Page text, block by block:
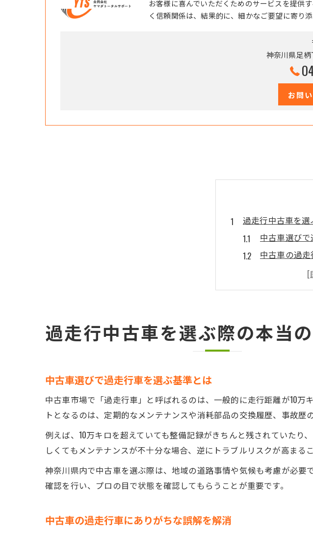
お客様に喜んでいただくためのサービスを提供
く信頼関係は、結果的に、細かなご要望に寄り
神奈川県足
お問
過走行中古車を
中古車選び
中古車の過
神奈川県で
過走行中古
神奈川県で中古
中古車を長持
中古車の長
中古車の走
過走行中古
過走行中古車を選ぶ際の本当
中古車選びで過走行車を選ぶ基準とは
中古車市場で「過走行車」と呼ばれるのは、一般的に走行距離が10
トとなるのは、定期的なメンテナンスや消耗部品の交換履歴、事故歴
例えば、10万キロを超えていても整備記録がきちんと残されていた
しくてもメンテナンスが不十分な場合、逆にトラブルリスクが高ま
神奈川県内で中古車を選ぶ際は、地域の道路事情や気候も考慮が必
確認を行い、プロの目で状態を確認してもらうことが重要です。
中古車の過走行車にありがちな誤解を解消